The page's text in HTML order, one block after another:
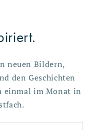
neuen Bildern,
den Geschichten
einmal im Monat in